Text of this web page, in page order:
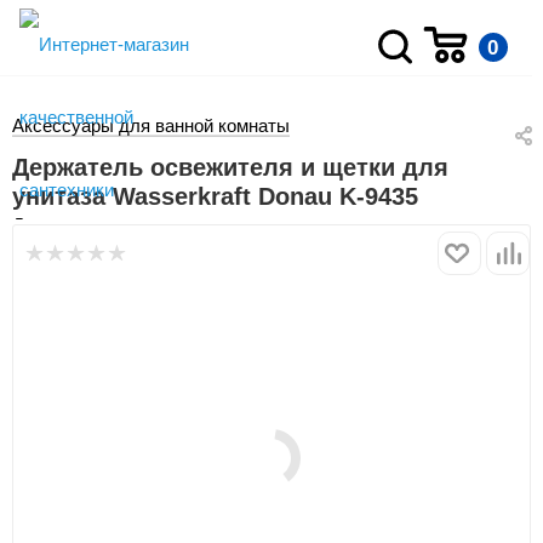
0
Держатель освежителя и щетки для
унитаза Wasserkraft Donau K-9435
Аксессуары для ванной комнаты
Держатели освежителя воздуха
Держатель освежителя и щетки для унитаза Wasserkraft